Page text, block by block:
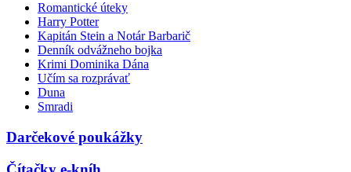
Romantické úteky
Harry Potter
Kapitán Stein a Notár Barbarič
Denník odvážneho bojka
Krimi Dominika Dána
Učím sa rozprávať
Duna
Smradi
Darčekové poukážky